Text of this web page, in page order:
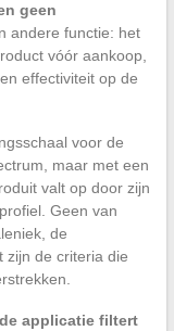
geen
andere functie: het
vóór aankoop,
effectiviteit op de
voor de
maar met een
valt op door zijn
Geen van
de
zijn de criteria die
de applicatie filtert